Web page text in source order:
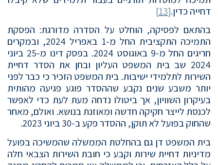
דחייה כדין.[13]
בהתאם לפסיקה, הוחלט על הסדרה מדורגת: הפסקת
התמיכה התקציבית החל מ-1 באפריל 2024, ובמקרים
חריגים החל מ-9 באוגוסט 2024. בפסק דינו מ-25 ביוני
2024 שב בית המשפט העליון ובחן את הסדר דחיית
השירות לתלמידי ישיבות. בית המשפט הזכיר כי כבר לפני
יותר משבע שנים נקבע שההסדר פוגע פגיעה מהותית
בעיקרון השוויון, אך ביטולו נדחה מעת לעת כדי לאפשר
לכנסת לייצר חקיקה חדשה ומאוזנת בנושא. ואולם, מאחר
שהחוק בפועל לא תוקן, ההסדר פקע ב-30 ביוני 2023.
בית המשפט דן גם בהחלטת הממשלה שהמשיכה בפועל
מדיניות דחיית שירות וקבע כי חובת השירות הצבאי חלה